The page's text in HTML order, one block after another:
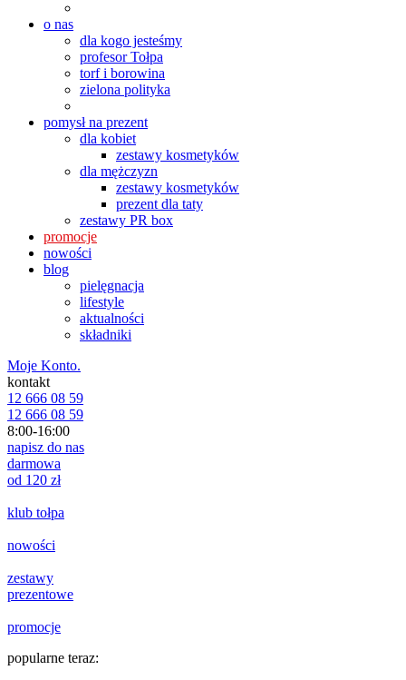
o nas
dla kogo jesteśmy
profesor Tołpa
torf i borowina
zielona polityka
pomysł na prezent
dla kobiet
zestawy kosmetyków
dla mężczyzn
zestawy kosmetyków
prezent dla taty
zestawy PR box
promocje
nowości
blog
pielęgnacja
lifestyle
aktualności
składniki
Moje Konto.
kontakt
12 666 08 59
12 666 08 59
8:00-16:00
napisz do nas
darmowa
od 120 zł
klub tołpa
nowości
zestawy
prezentowe
promocje
popularne teraz: